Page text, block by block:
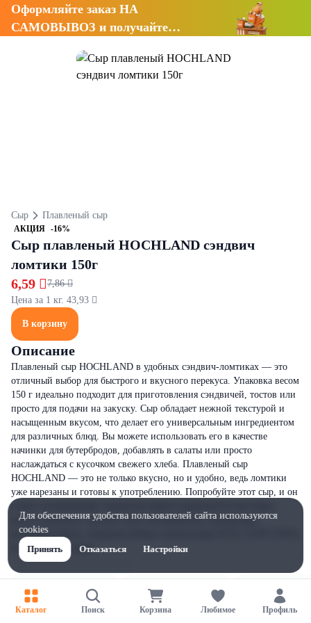
Оформляйте заказ НА
САМОВЫВОЗ и получайте
Сыр Плавленый сыр
АКЦИЯ -16%
Сыр плавленый HOCHLAND сэндвич
ломтики 150г
6,59 7,86 
Цена за 1 кг. 43,93 
В корзину
Описание
Плавленый сыр HOCHLAND в удобных сэндвич-ломтиках — это
отличный выбор для быстрого и вкусного перекуса. Упаковка весом
150 г идеально подходит для приготовления сэндвичей, тостов или
просто для подачи на закуску. Сыр обладает нежной текстурой и
насыщенным вкусом, что делает его универсальным ингредиентом
для различных блюд. Вы можете использовать его в качестве
начинки для бутербродов, добавлять в салаты или просто
наслаждаться с кусочком свежего хлеба. Плавленый сыр
HOCHLAND — это не только вкусно, но и удобно, ведь ломтики
уже нарезаны и готовы к употреблению. Попробуйте этот сыр, и он
станет незаменимым элементом вашего рациона!Состав:сыры,
масло сливочное, молоко сухое обезжиренное, концентрат
молочного белка, пищевая добавка эмульгаторы (Е331, Е339, Е452),
соль, вода питьевая.
Каталог Поиск Корзина Любимое Профиль
Для обеспечения удобства пользователей сайта используются
cookies
Принять
Отказаться Настройки